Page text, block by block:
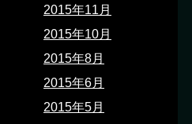
2015年11月
2015年10月
2015年8月
2015年6月
2015年5月